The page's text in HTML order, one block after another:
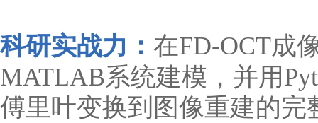
科研实战力： 在FD-OCT成
MATLAB系统建模，并用
傅里叶变换到图像重建的